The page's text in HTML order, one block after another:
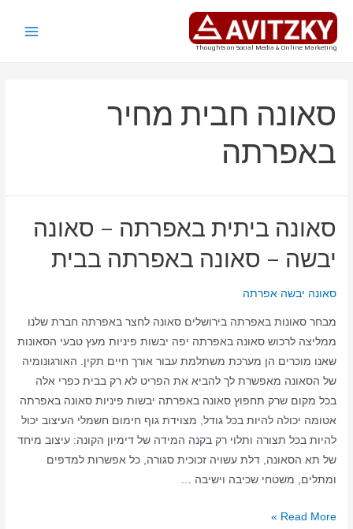
דילוג
לתוכן
Thoughts on Social Media & Online Marketing
סאונה חבית מחיר
באפרתה
סאונה ביתית באפרתה – סאונה
יבשה – סאונה באפרתה בבית
סאונה יבשה אפרתה
מבחר סאונות באפרתה בירושלים סאונה לחצר באפרתה חברת שלנו
ממליצה לרכוש סאונה באפרתה יפה יבשות פיניות מעץ טבעי הסאונות
שאנו מוכרים הן מערכת משתלמת עבור אורך חיים תקין. האורגונומיה
של הסאונה מאפשרת לך להביא את הפריט לא רק בבית כפרי אלה
בכל מקום שרק תחפוץ סאונה באפרתה יבשות פיניות סאונה באפרתה
אטומה יכולה להיות בכל גודל, מצוידת גוף חימום חשמלי העיצוב יכול
להיות בכל תצורה ותלוי רק בקנה המידה של דימיון הקונה: עיצוב מיחד
של תא הסאונה, דלת עשויה זכוכית סגורה, כל אפשרות למדפים
ומתלים, משטחי שכיבה וישיבה …
סאונה
Read More »